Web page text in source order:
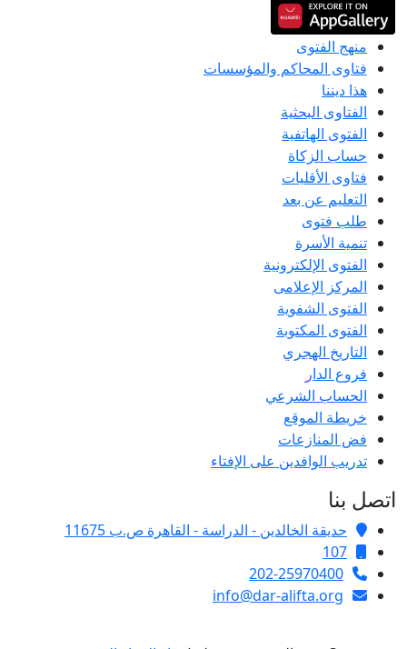
منهج الفتوى
فتاوى المحاكم والمؤسسات
هذا ديننا
الفتاوى البحثية
الفتوى الهاتفية
حساب الزكاة
فتاوى الأقليات
التعليم عن بعد
طلب فتوى
تنمية الأسرة
الفتوى الإلكترونية
المركز الإعلامى
الفتوى الشفوية
الفتوى المكتوبة
التاريخ الهجري
فروع الدار
الحساب الشرعي
خريطة الموقع
فض المنازعات
تدريب الوافدين على الإفتاء
اتصل بنا
حديقة الخالدين - الدراسة - القاهرة ص.ب 11675
107
202-25970400
info@dar-alifta.org